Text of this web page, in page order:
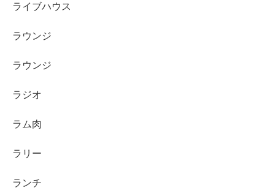
ライブハウス
ラウンジ
ラウンジ
ラジオ
ラム肉
ラリー
ランチ